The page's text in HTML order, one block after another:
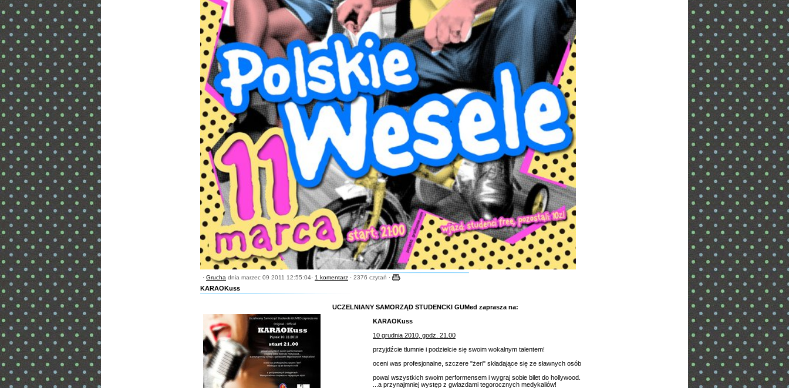
· Grucha dnia marzec 09 2011 12:55:04· 1 komentarz · 2376 czytań ·
KARAOKuss
UCZELNIANY SAMORZĄD STUDENCKI GUMed zaprasza na:
KARAOKuss
10 grudnia 2010, godz. 21.00
przyjdźcie tłumnie i podzielcie się swoim wokalnym talentem!
oceni was profesjonalne, szczere "żeri" składające się ze sławnych osób
powal wszystkich swoim performensem i wygraj sobie bilet do hollywood.
...a przynajmniej występ z gwiazdami tegorocznych medykaliów!